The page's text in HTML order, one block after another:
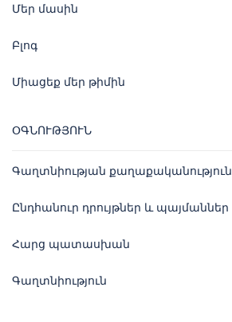
Մեր մասին
Բլոգ
Միացեք մեր թիմին
ՕԳՆՈՒԹՅՈՒՆ
Գաղտնիության քաղաքականություն
Ընդհանուր դրույթներ և պայմաններ
Հարց պատասխան
Գաղտնիություն